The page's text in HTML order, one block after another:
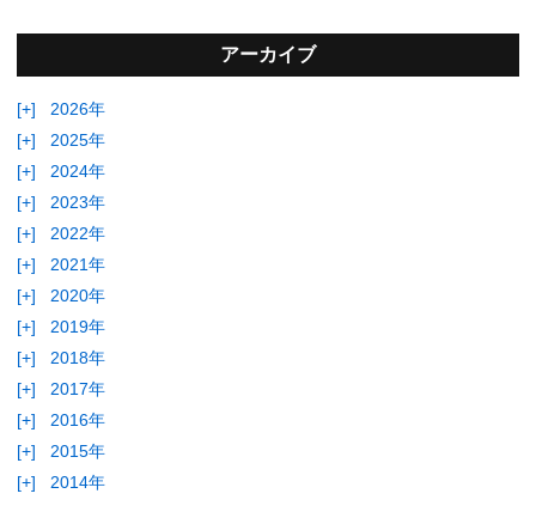
カテゴリー
水納島
水納島ツアー
クジラ
スタッフブログ
[+]
お知らせトピックス
[+]
メニュー・プラン
[+]
学校
[+]
2026年
[+]
2025年
[+]
2024年